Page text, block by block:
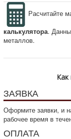
Расчитайте
калькулятора.
металлов.
Как
ЗАЯВКА
Оформите заявки, и
рабочее время в
ОПЛАТА